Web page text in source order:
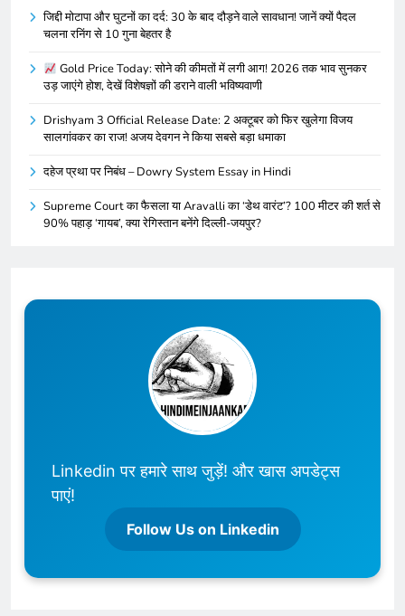
जिद्दी मोटापा और घुटनों का दर्द: 30 के बाद दौड़ने वाले सावधान! जानें क्यों पैदल
चलना रनिंग से 10 गुना बेहतर है
Gold Price Today: सोने की कीमतों में लगी आग! 2026 तक भाव सुनकर
उड़ जाएंगे होश, देखें विशेषज्ञों की डराने वाली भविष्यवाणी
Drishyam 3 Official Release Date: 2 अक्टूबर को फिर खुलेगा विजय
सालगांवकर का राज! अजय देवगन ने किया सबसे बड़ा धमाका
दहेज प्रथा पर निबंध – Dowry System Essay in Hindi
Supreme Court का फैसला या Aravalli का ‘डेथ वारंट’? 100 मीटर की शर्त से
90% पहाड़ ‘गायब’, क्या रेगिस्तान बनेंगे दिल्ली-जयपुर?
Linkedin पर हमारे साथ जुड़ें! और खास अपडेट्स
पाएं!
Follow Us on Linkedin